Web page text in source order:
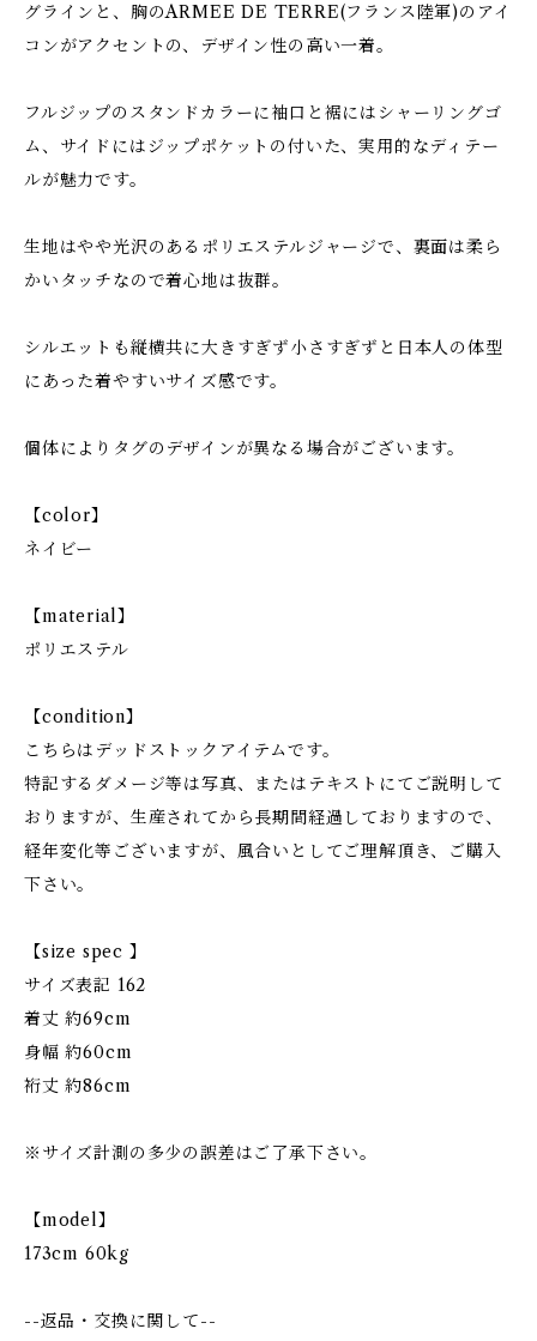
グラインと、胸のARMEE DE TERRE(フランス陸軍)のアイ
コンがアクセントの、デザイン性の高い一着。
フルジップのスタンドカラーに袖口と裾にはシャーリングゴ
ム、サイドにはジップポケットの付いた、実用的なディテー
ルが魅力です。
生地はやや光沢のあるポリエステルジャージで、裏面は柔ら
かいタッチなので着心地は抜群。
シルエットも縦横共に大きすぎず小さすぎずと日本人の体型
にあった着やすいサイズ感です。
個体によりタグのデザインが異なる場合がございます。
【color】
ネイビー
【material】
ポリエステル
【condition】
こちらはデッドストックアイテムです。
特記するダメージ等は写真、またはテキストにてご説明して
おりますが、生産されてから長期間経過しておりますので、
経年変化等ございますが、風合いとしてご理解頂き、ご購入
下さい。
【size spec 】
サイズ表記 162
着丈 約69cm
身幅 約60cm
裄丈 約86cm
※サイズ計測の多少の誤差はご了承下さい。
【model】
173cm 60kg
--返品・交換に関して--